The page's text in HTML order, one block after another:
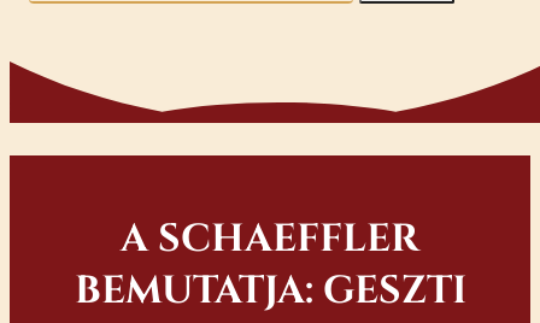
A SCHAEFFLER
BEMUTATJA: GESZTI